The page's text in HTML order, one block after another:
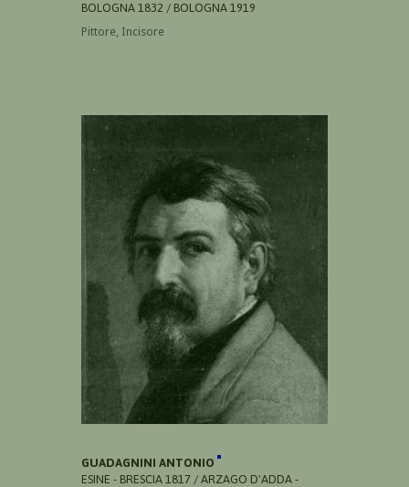
BOLOGNA 1832 / BOLOGNA 1919
Pittore, Incisore
GUADAGNINI ANTONIO
ESINE - BRESCIA 1817 / ARZAGO D'ADDA -